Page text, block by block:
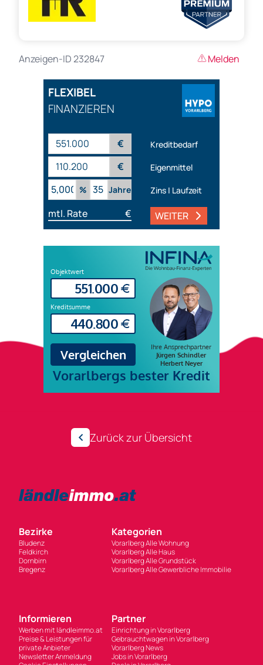
Anzeigen-ID 232847 Melden
FLEXIBEL
FINANZIEREN
€ Kreditbedarf
€
Eigenmittel
%
Jahre Zins | Laufzeit
mtl. Rate € WEITER
Zurück zur Übersicht
Bezirke
Bludenz
Feldkirch
Dornbirn
Bregenz
Kategorien
Vorarlberg Alle Wohnung
Vorarlberg Alle Haus
Vorarlberg Alle Grundstück
Vorarlberg Alle Gewerbliche Immobilie
Informieren
Werben mit ländleimmo.at
Preise & Leistungen für
private Anbieter
Newsletter Anmeldung
Partner
Einrichtung in Vorarlberg
Gebrauchtwagen in Vorarlberg
Vorarlberg News
Jobs in Vorarlberg